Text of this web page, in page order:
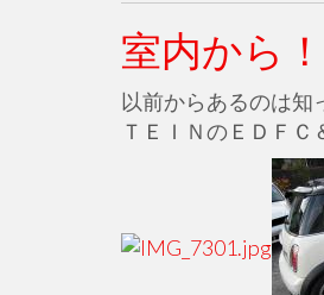
室内から！
以前からあるのは知
ＴＥＩＮのＥＤＦＣ